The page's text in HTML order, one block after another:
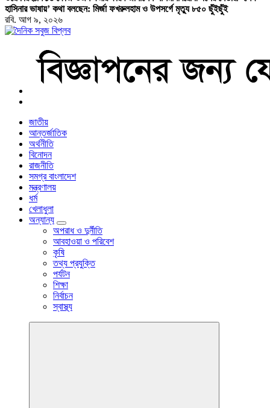
হাসিনার ভাষায়’ কথা বলছেন: মির্জা ফখরুলহাম ও উপসর্গে মৃত্যু ৮৫০ ছুঁইছুঁই
রবি. আগ ৯, ২০২৬
বাংলা নিউজ পেপার
জাতীয়
আন্তর্জাতিক
অর্থনীতি
বিনোদন
রাজনীতি
সমগ্র বাংলাদেশ
মন্ত্রণালয়
ধর্ম
খেলাধুলা
অন্যান্য
অপরাধ ও দুর্নীতি
আবহাওয়া ও পরিবেশ
কৃষি
তথ্য প্রযুক্তি
পর্যটন
শিক্ষা
নির্বাচন
স্বাস্থ্য